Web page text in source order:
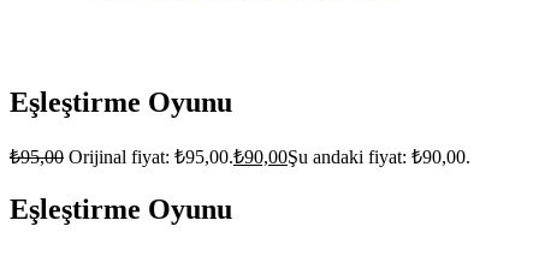
Eşleştirme Oyunu
₺95,00 Orijinal fiyat: ₺95,00.₺90,00Şu andaki fiyat: ₺90,00.
Eşleştirme Oyunu